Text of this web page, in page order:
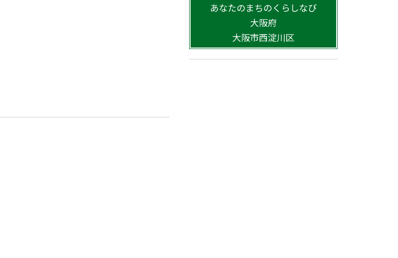
あなたのまちのくらしなび
大阪府
大阪市西淀川区